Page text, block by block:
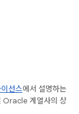
선스에서 설명하는
Oracle 계열사의 상